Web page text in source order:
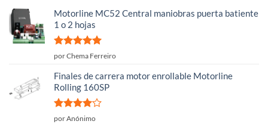
Motorline MC52 Central maniobras puerta batiente
1 o 2 hojas
Valorado
por Chema Ferreiro
Finales de carrera motor enrollable Motorline
Rolling 160SP
Valorado
por Anónimo